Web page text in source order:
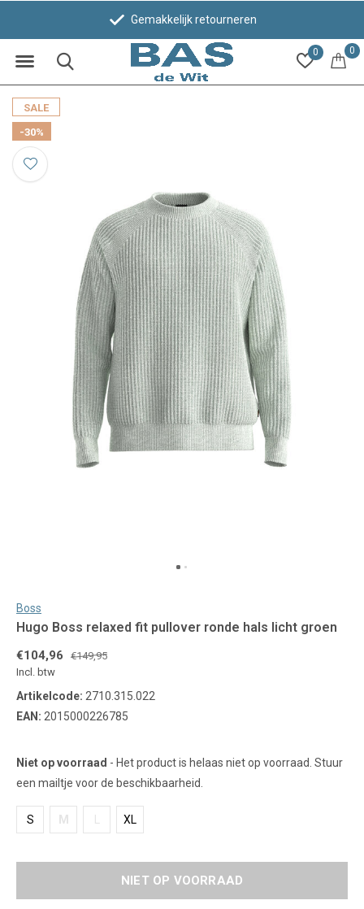
0 0
Gemakkelijk retourneren
SALE
-30%
Boss
Hugo Boss relaxed fit pullover ronde hals licht groen
€104,96
€149,95
Incl. btw
Artikelcode: 2710.315.022
EAN: 2015000226785
Niet op voorraad - Het product is helaas niet op voorraad. Stuur
een mailtje voor de beschikbaarheid.
S M XL
NIET OP VOORRAAD